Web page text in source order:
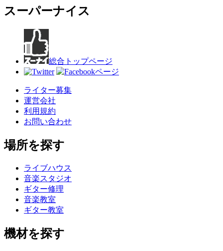
スーパーナイス
総合トップページ
ライター募集
運営会社
利用規約
お問い合わせ
場所を探す
ライブハウス
音楽スタジオ
ギター修理
音楽教室
ギター教室
機材を探す